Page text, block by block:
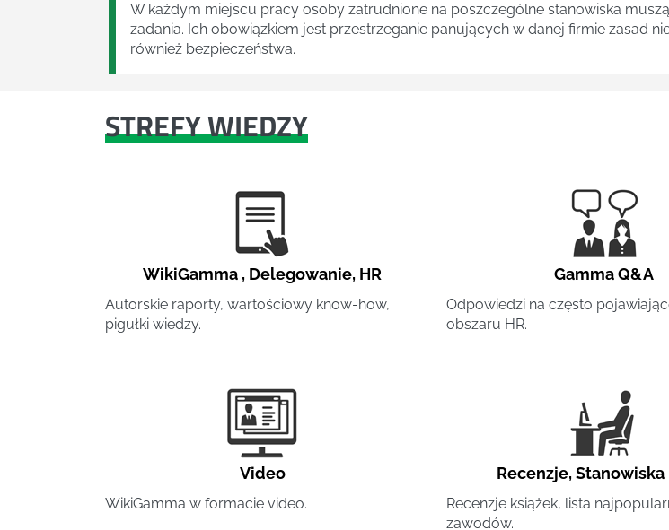
W każdym miejscu pracy osoby zatrudnione na poszczególne stanowiska
zadania. Ich obowiązkiem jest przestrzeganie panujących w danej firmie zasad
również bezpieczeństwa.
STREFY WIEDZY
WikiGamma , Delegowanie, HR
Autorskie raporty, wartościowy know-how,
pigułki wiedzy.
Gamma Q&A
Odpowiedzi na często
obszaru HR.
Video
WikiGamma w formacie video.
Recenzje,Stanowiska
Recenzje książek, lista
zawodów.